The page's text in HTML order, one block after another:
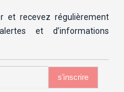
et recevez régulièrement
et d’informations